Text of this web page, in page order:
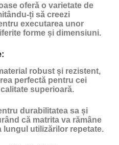
oferă o varietate de
ți să creezi
executarea unor
forme și dimensiuni.
robust și rezistent,
perfectă pentru cei
superioară.
durabilitatea sa și
că matrita va rămâne
lungul utilizărilor repetate.